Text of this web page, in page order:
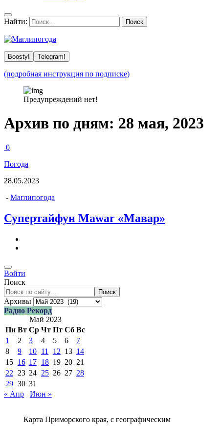
Найти:
Boosty! Telegram!
(подробная инструкция по подписке)
Предупреждений нет!
Архив по дням: 28 мая, 2023
0
Погода
28.05.2023
- Маглипогода
Супертайфун Mawar «Мавар»
Войти
Поиск
Поиск
Архивы
Радио Рекорд
Май 2023
Пн Вт Ср Чт Пт Сб Вс
1
2 3 4 5 6
7
8
9 10 11 12 13 14
15 16 17 18 19 20 21
22
23 24 25 26 27 28
29 30 31
« Апр
Июн »
Карта Приморского края, с географическим